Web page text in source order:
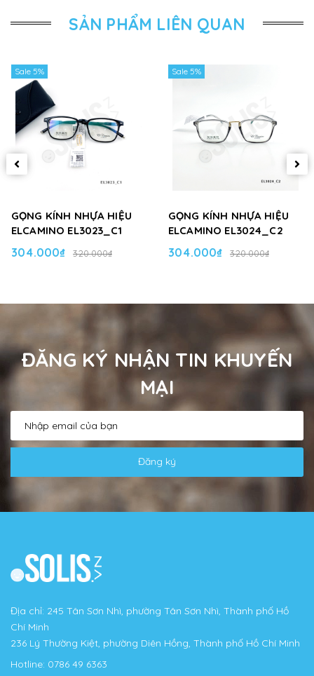
SẢN PHẨM LIÊN QUAN
Sale 5%
GỌNG KÍNH NHỰA HIỆU
ELCAMINO EL3023_C1
304.000₫ 320.000₫
Sale 5%
GỌNG KÍNH NHỰA HIỆU
ELCAMINO EL3024_C2
304.000₫ 320.000₫
ĐĂNG KÝ NHẬN TIN KHUYẾN
MẠI
Đăng ký
Địa chỉ: 245 Tân Sơn Nhì, phường Tân Sơn Nhì, Thành phố Hồ
Chí Minh
236 Lý Thường Kiệt, phường Diên Hồng, Thành phố Hồ Chí Minh
Hotline: 0786 49 6363